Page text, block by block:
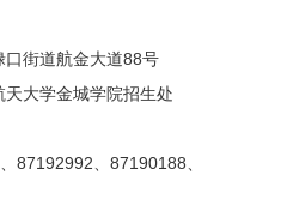
街道航金大道88号
大学金城学院招生处
、87190188、